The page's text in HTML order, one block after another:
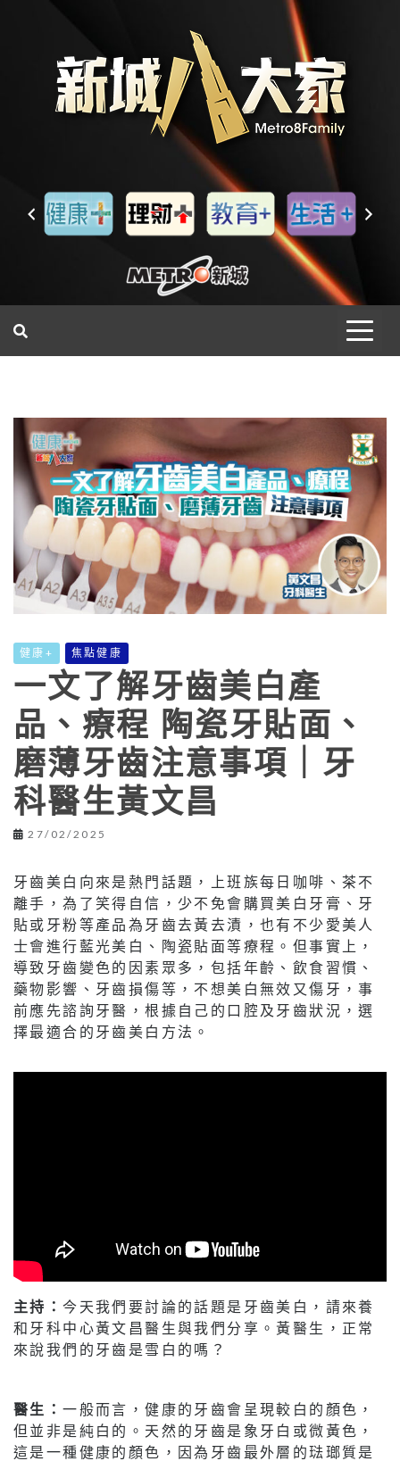
健康+ 焦點健康
一文了解牙齒美白產
品、療程 陶瓷牙貼面、
磨薄牙齒注意事項｜牙
科醫生黃文昌
27/02/2025
牙齒美白向來是熱門話題，上班族每日咖啡、茶不
離手，為了笑得自信，少不免會購買美白牙膏、牙
貼或牙粉等產品為牙齒去黃去漬，也有不少愛美人
士會進行藍光美白、陶瓷貼面等療程。但事實上，
導致牙齒變色的因素眾多，包括年齡、飲食習慣、
藥物影響、牙齒損傷等，不想美白無效又傷牙，事
前應先諮詢牙醫，根據自己的口腔及牙齒狀況，選
擇最適合的牙齒美白方法。
主持：今天我們要討論的話題是牙齒美白，請來養
和牙科中心黃文昌醫生與我們分享。黃醫生，正常
來說我們的牙齒是雪白的嗎？
醫生：一般而言，健康的牙齒會呈現較白的顏色，
但並非是純白的。天然的牙齒是象牙白或微黃色，
這是一種健康的顏色，因為牙齒最外層的琺瑯質是